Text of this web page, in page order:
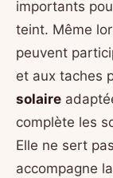
importants
teint. Même
peuvent
et aux taches
solaire
complète les
Elle ne sert
accompagne